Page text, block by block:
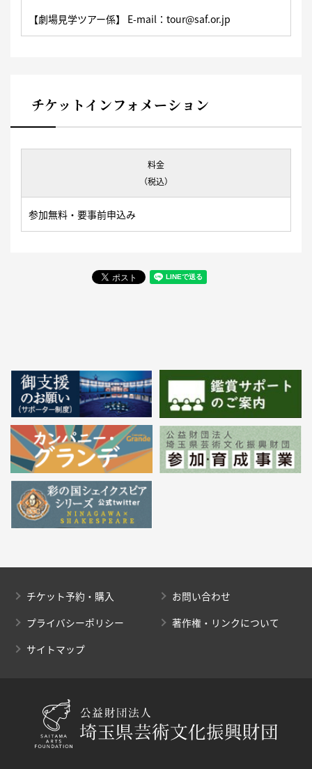
【劇場見学ツアー係】 E-mail：tour@saf.or.jp
チケットインフォメーション
料金
（税込）
参加無料・要事前申込み
チケット予約・購入
お問い合わせ
プライバシーポリシー
著作権・リンクについて
サイトマップ